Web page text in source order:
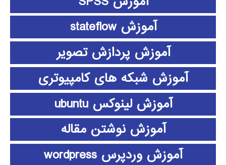
آموزش stateflow
آموزش پردازش تصویر
آموزش شبکه های کامپیوتری
آموزش لینوکس ubuntu
آموزش نوشتن مقاله
آموزش وردپرس wordpress